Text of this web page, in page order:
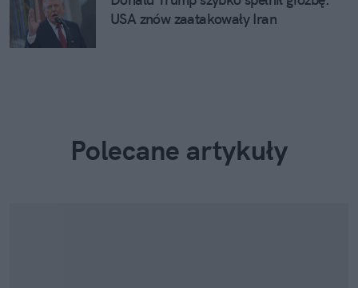
USA znów zaatakowały Iran
Polecane artykuły